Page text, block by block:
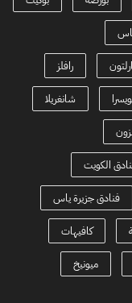
رافلز
شانغريلا
الكويت
فنادق جزيرة ياس
كافيهات
ميونيخ